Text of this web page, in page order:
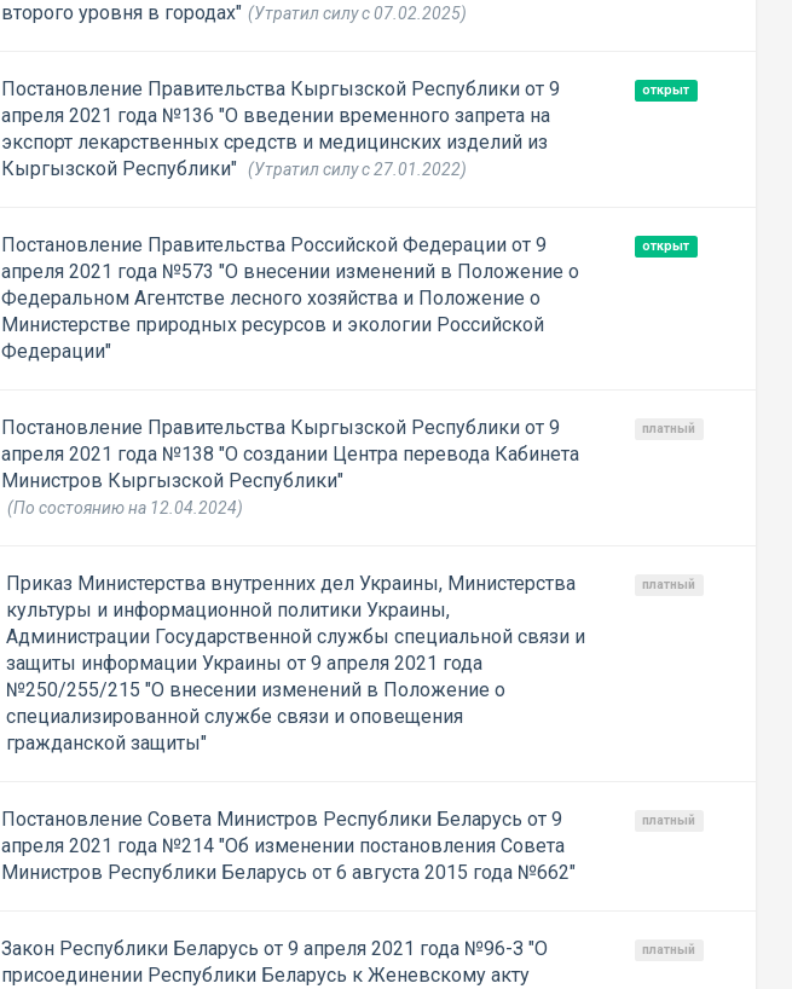
второго уровня в городах" (Утратил силу с 07.02.2025)
Постановление Правительства Кыргызской Республики от 9
апреля 2021 года №136 "О введении временного запрета на
экспорт лекарственных средств и медицинских изделий из
Кыргызской Республики" (Утратил силу с 27.01.2022)
открыт
Постановление Правительства Российской Федерации от 9
апреля 2021 года №573 "О внесении изменений в Положение о
Федеральном Агентстве лесного хозяйства и Положение о
Министерстве природных ресурсов и экологии Российской
Федерации"
открыт
Постановление Правительства Кыргызской Республики от 9
апреля 2021 года №138 "О создании Центра перевода Кабинета
Министров Кыргызской Республики"
(По состоянию на 12.04.2024)
платный
Приказ Министерства внутренних дел Украины, Министерства
культуры и информационной политики Украины,
Администрации Государственной службы специальной связи и
защиты информации Украины от 9 апреля 2021 года
№250/255/215 "О внесении изменений в Положение о
специализированной службе связи и оповещения
гражданской защиты"
платный
Постановление Совета Министров Республики Беларусь от 9
апреля 2021 года №214 "Об изменении постановления Совета
Министров Республики Беларусь от 6 августа 2015 года №662"
платный
Закон Республики Беларусь от 9 апреля 2021 года №96-З "О
присоединении Республики Беларусь к Женевскому акту
платный